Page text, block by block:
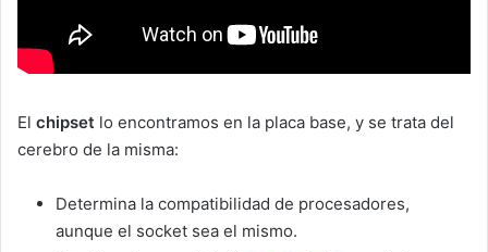
El chipset lo encontramos en la placa base, y se trata del
cerebro de la misma:
Determina la compatibilidad de procesadores,
aunque el socket sea el mismo.